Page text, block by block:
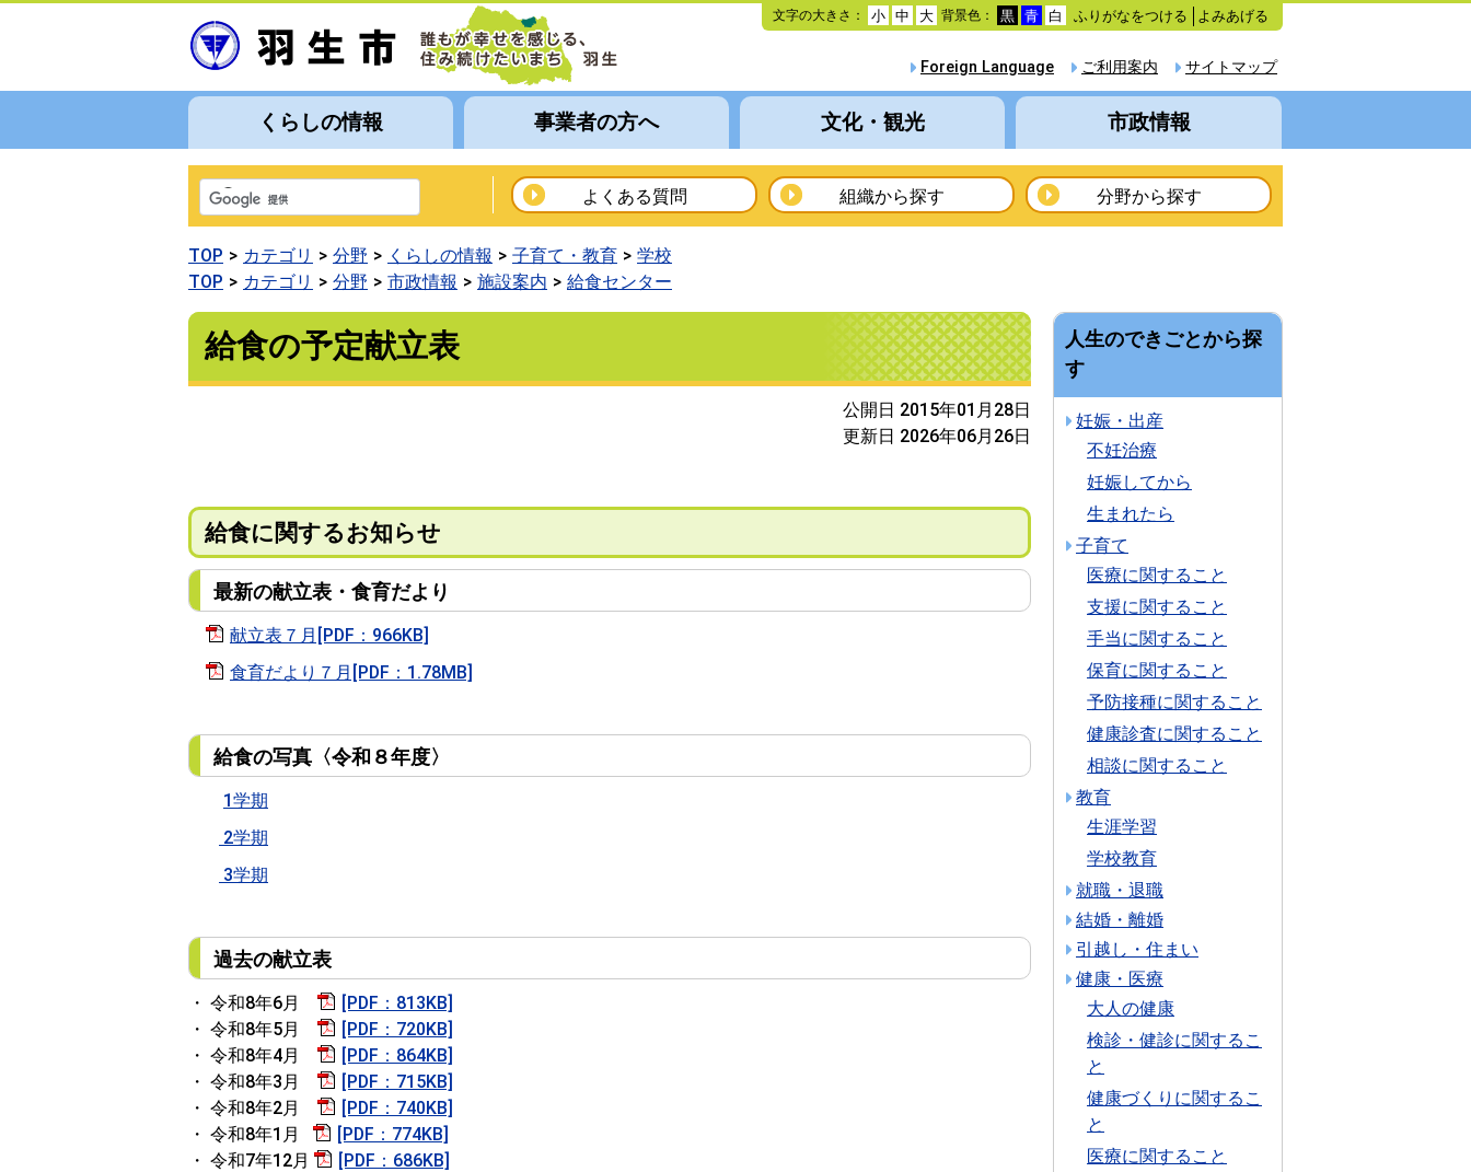
本
文
動
文字の大きさ： 小 中 大 背景色： 黒 青 白 ふりがなをつける よみあげる
サイトマップ
ご利用案内
Foreign Language
くらしの情報 事業者の方へ 文化・観光 市政情報
よくある質問 組織から探す 分野から探す
TOP カテゴリ 分野 くらしの情報 子育て・教育
学校
TOP
カテゴリ 分野 市政情報 施設案内 給食センター
給食の予定献立表
公開日 2015年01月28日
更新日 2026年06月26日
給食に関するお知らせ
最新の献立表・食育だより
献立表７月[PDF：966KB]
食育だより７月[PDF：1.78MB]
給食の写真〈令和８年度〉
1学期
2学期
3学期
過去の献立表
・ 令和8年6月
[PDF：813KB]
・ 令和8年5月
[PDF：720KB]
・ 令和8年4月
[PDF：864KB]
・ 令和8年3月
[PDF：715KB]
・ 令和8年2月
[PDF：740KB]
・ 令和8年1月
[PDF：774KB]
・ 令和7年12月
[PDF：686KB]
人生のできごとから探
す
妊娠・出産
不妊治療
妊娠してから
生まれたら
子育て
医療に関すること
支援に関すること
手当に関すること
保育に関すること
予防接種に関すること
健康診査に関すること
相談に関すること
教育
生涯学習
学校教育
就職・退職
結婚・離婚
引越し・住まい
健康・医療
大人の健康
検診・健診に関するこ
と
健康づくりに関するこ
と
医療に関すること